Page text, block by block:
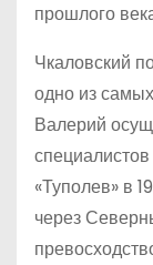
прошлого
Чкаловский
одно из
Валерий
«Туполев» в
через